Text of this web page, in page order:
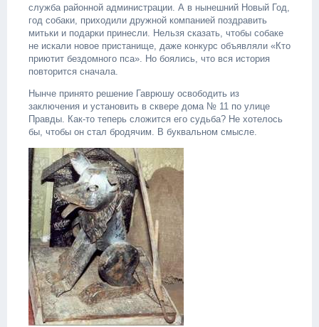
служба районной администрации. А в нынешний Новый Год,
год собаки, приходили дружной компанией поздравить
митьки и подарки принесли. Нельзя сказать, чтобы собаке
не искали новое пристанище, даже конкурс объявляли «Кто
приютит бездомного пса». Но боялись, что вся история
повторится сначала.
Нынче принято решение Гаврюшу освободить из
заключения и установить в сквере дома № 11 по улице
Правды. Как-то теперь сложится его судьба? Не хотелось
бы, чтобы он стал бродячим. В буквальном смысле.